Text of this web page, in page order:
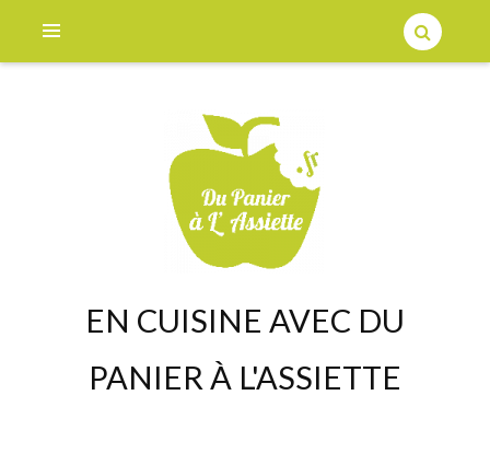
EN CUISINE AVEC DU
PANIER À L'ASSIETTE